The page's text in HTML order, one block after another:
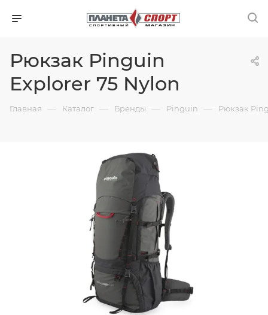
Рюкзак Pinguin
Explorer 75 Nylon
Главная — Каталог — Бренды — Pinguin — Рюкзак